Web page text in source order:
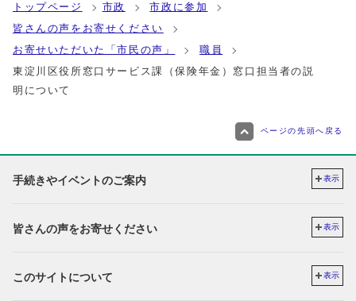
トップページ 市政
市政に参加
皆さんの声をお寄せください
お寄せいただいた「市民の声」
職員
東淀川区役所窓口サービス課（保険年金）窓口担当者の説
明について
ページの先頭へ戻る
手続きやイベントのご案内 表示
皆さんの声をお寄せください 表示
このサイトについて 表示